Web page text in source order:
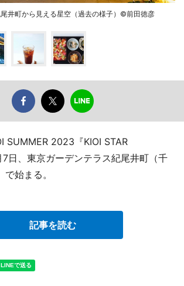
井町から見える星空（過去の様子）©前田徳彦
SUMMER 2023『KIOI STAR
7日、東京ガーデンテラス紀尾井町（千
始まる。
記事を読む